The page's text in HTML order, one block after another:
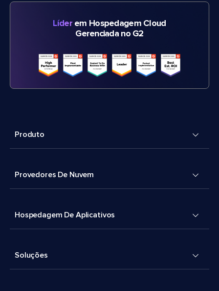
Líderem Hospedagem Cloud
Gerenciada no G2
Produto
Provedores De Nuvem
Hospedagem De Aplicativos
Soluções